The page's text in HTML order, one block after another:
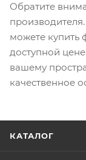
Обратите
можете купить
доступной
вашему
качественное
КАТАЛОГ